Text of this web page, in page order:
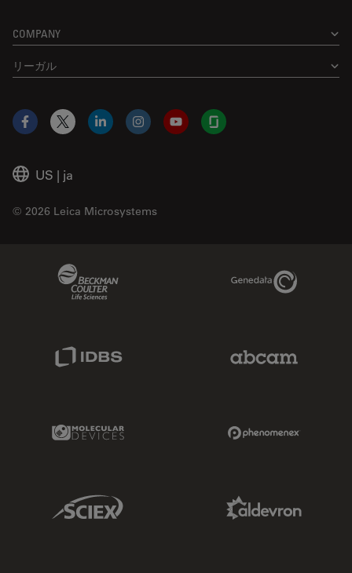
COMPANY
リーガル
US | ja
© 2026 Leica Microsystems
Facebook
X LinkedInInstagramYouTubeGlassdoor
Genedata Link
IDBS Link
Molecular Devices Link
Sciex Link